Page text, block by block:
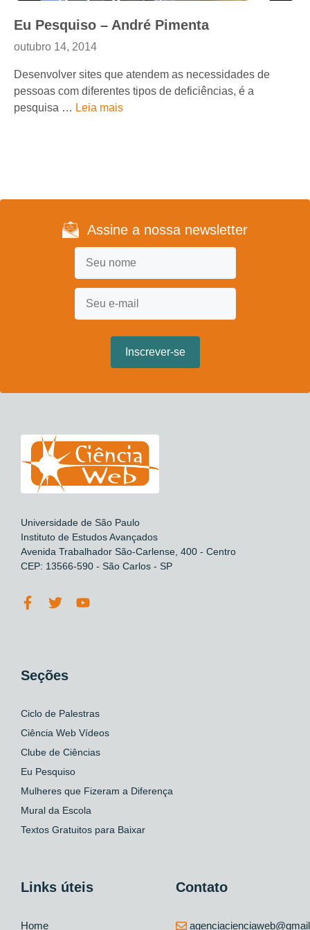
Eu Pesquiso – André Pimenta
outubro 14, 2014
Desenvolver sites que atendem as necessidades de
pessoas com diferentes tipos de deficiências, é a
pesquisa … Leia mais
Assine a nossa newsletter
Universidade de São Paulo
Instituto de Estudos Avançados
Avenida Trabalhador São-Carlense, 400 - Centro
CEP: 13566-590 - São Carlos - SP
Seções
Ciclo de Palestras
Ciência Web Vídeos
Clube de Ciências
Eu Pesquiso
Mulheres que Fizeram a Diferença
Mural da Escola
Textos Gratuitos para Baixar
Links úteis
Home
Contato